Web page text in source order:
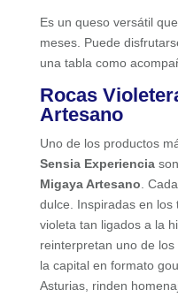
Es un queso versátil
meses. Puede
una tabla como
Rocas
Artesano
Uno de los productos
Sensia Experienciason
Migaya Artesano .
dulce. Inspiradas en los
violeta tan ligados a la
reinterpretan uno de
la capital en formato
Asturias, rinden